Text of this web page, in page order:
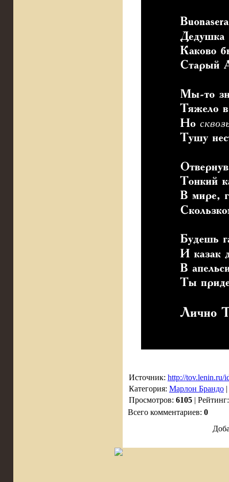
Источник: http://tov.lenin.ru/
Категория: Марлон Брандо|
Просмотров: 6105|
Всего комментариев: 0